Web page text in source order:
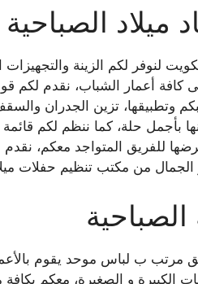
الصباحية
لنوفر لكم الزينة
أعمار الشباب، نقدم لكم
وتطبيقها، تزين الجدران
بأجمل حلة، كما ننظم لكم
للفريق المتواجد معكم،
الجمال من مكتب تنظيم حفلات
مرتب ب لباس موحد يقوم
الكبيرة و الصغيرة، معكم